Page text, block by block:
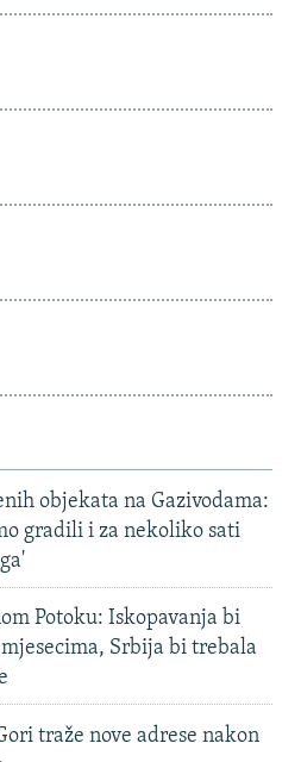
objekata na Gazivodama:
gradili i za nekoliko sati
Potoku: Iskopavanja bi
Srbija bi trebala
traže nove adrese nakon